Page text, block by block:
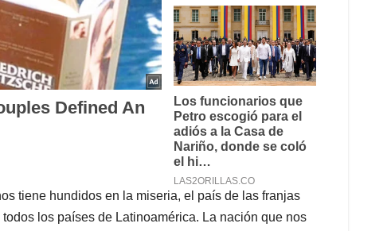
tiene hundidos en la miseria, el país de las franjas
los países de Latinoamérica. La nación que nos